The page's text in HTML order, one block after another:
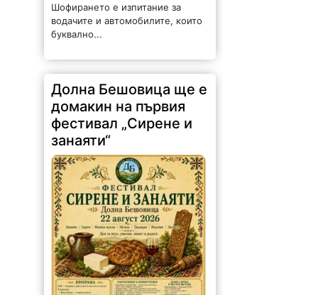
Шофирането е изпитание за
водачите и автомобилите, които
буквално...
Долна Бешовица ще е
домакин на първия
фестивал „Сирене и
занаяти“